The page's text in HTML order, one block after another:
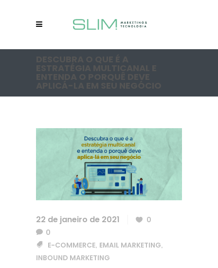
22 de janeiro de 2021
0
0
E-COMMERCE, EMAIL MARKETING,
INBOUND MARKETING